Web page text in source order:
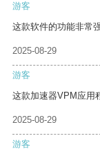
游客
这款软件的功能非常
2025-08-29
游客
这款加速器VPM应用
2025-08-29
游客